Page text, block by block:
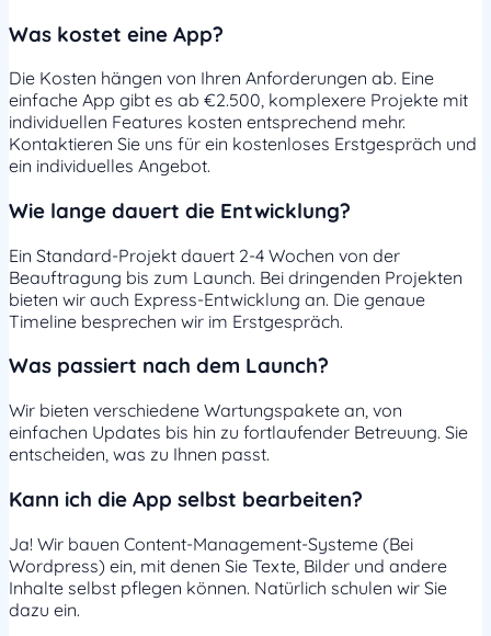
Was kostet eine App?
Die Kosten hängen von Ihren Anforderungen ab. Eine
einfache App gibt es ab €2.500, komplexere Projekte mit
individuellen Features kosten entsprechend mehr.
Kontaktieren Sie uns für ein kostenloses Erstgespräch und
ein individuelles Angebot.
Wie lange dauert die Entwicklung?
Ein Standard-Projekt dauert 2-4 Wochen von der
Beauftragung bis zum Launch. Bei dringenden Projekten
bieten wir auch Express-Entwicklung an. Die genaue
Timeline besprechen wir im Erstgespräch.
Was passiert nach dem Launch?
Wir bieten verschiedene Wartungspakete an, von
einfachen Updates bis hin zu fortlaufender Betreuung. Sie
entscheiden, was zu Ihnen passt.
Kann ich die App selbst bearbeiten?
Ja! Wir bauen Content-Management-Systeme (Bei
Wordpress) ein, mit denen Sie Texte, Bilder und andere
Inhalte selbst pflegen können. Natürlich schulen wir Sie
dazu ein.